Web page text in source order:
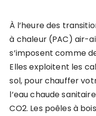
À l’heure des
à chaleur (PAC) air-
s’imposent comme
Elles exploitent les
sol, pour chauffer
l’eau chaude
CO2. Les poêles à